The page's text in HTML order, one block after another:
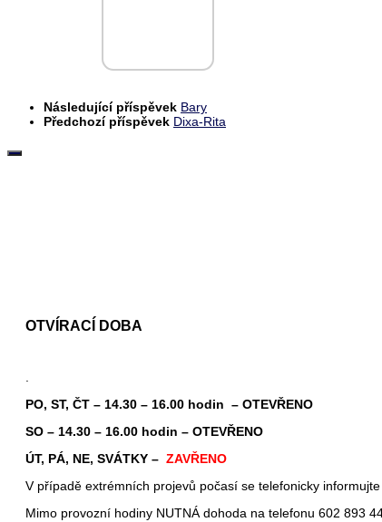
Následující příspěvek Bary
Předchozí příspěvek Dixa-Rita
OTVÍRACÍ DOBA
PO, ST, ČT – 14.30 – 16.00 hodin – OTEVŘENO
SO – 14.30 – 16.00 hodin – OTEVŘENO
ÚT, PÁ, NE, SVÁTKY – ZAVŘENO
V případě extrémních projevů počasí se telefonicky
Mimo provozní hodiny NUTNÁ dohoda na telefonu 602 893